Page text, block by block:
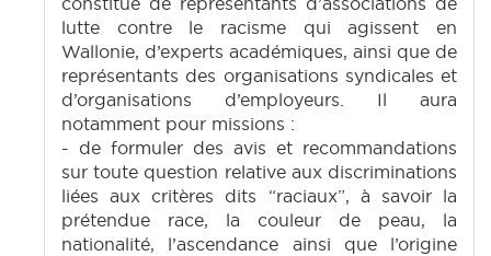
lutte contre le racisme qui agissent en
Wallonie, d’experts académiques, ainsi que de
représentants des organisations syndicales et
d’organisations d’employeurs. Il aura
notamment pour missions :
- de formuler des avis et recommandations
sur toute question relative aux discriminations
liées aux critères dits “raciaux”, à savoir la
prétendue race, la couleur de peau, la
nationalité, l’ascendance ainsi que l’origine